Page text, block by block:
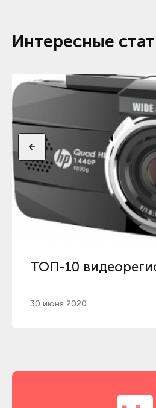
Интересные
ТОП-10
30 июня 2020